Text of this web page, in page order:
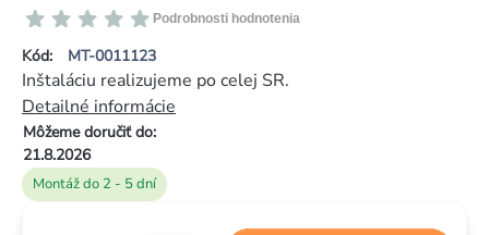
Kód: MT-0011123
Priemerné
hodnotenie
produktu
je
0,0
z
5
hviezdičiek.
Podrobnosti hodnotenia
Montáž do 2 - 5 dní
Môžeme doručiť do:
21.8.2026
Inštaláciu realizujeme po celej SR.
Detailné informácie